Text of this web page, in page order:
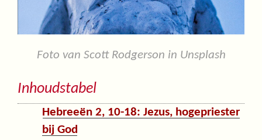
Foto van Scott Rodgerson in Unsplash
Inhoudstabel
Hebreeën 2, 10-18: Jezus, hogepriester
bij God